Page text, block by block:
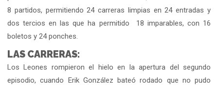
8 partidos, permitiendo 24 carreras limpias en 24 entradas y
dos tercios en las que ha permitido 18 imparables, con 16
boletos y 24 ponches.
LAS CARRERAS:
Los Leones rompieron el hielo en la apertura del segundo
episodio, cuando Erik González bateó rodado que no pudo